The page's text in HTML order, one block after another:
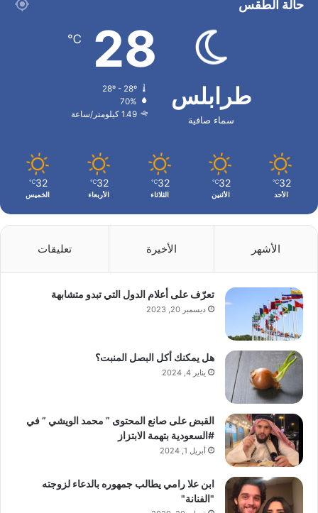
حالة الطقس
طرابلس
سماء صافية
28
℃
28º - 28º
70%
1.49 كيلومتر/ساعة
32
℃
الأحد
32
℃
الأثنين
32
℃
الثلاثاء
32
℃
الأربعاء
32
℃
الخميس
الأشهر الأخيرة تعليقات
تعرّف على أعلام الدول التي تبدو متشابهة
ديسمبر 20, 2023
هل يمكنك أكل البصل المنبت؟
يناير 4, 2024
القبض على صانع المحتوى ” محمد الويشي ” في
#السعودية بتهمة الابتزاز
أبريل 1, 2024
ابن علا رامي يطالب جمهوره بالدعاء لزوجته
"الفنانة"